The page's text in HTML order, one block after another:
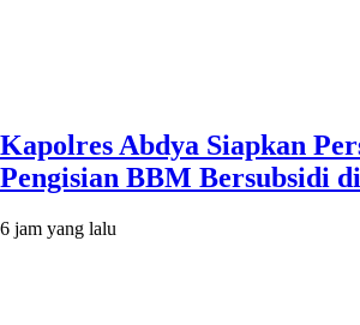
Kapolres Abdya Siapkan
Pengisian BBM Bersubsidi
6 jam yang lalu